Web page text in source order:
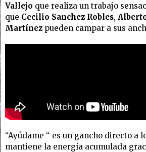
Vallejo que realiza un trabajo
que Cecilio Sanchez Robles,
Martínez pueden campar a sus
“Ayúdame “ es un gancho directo a
mantiene la energía acumulada